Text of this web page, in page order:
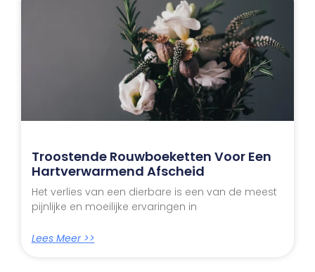
Troostende Rouwboeketten Voor Een
Hartverwarmend Afscheid
Het verlies van een dierbare is een van de meest
pijnlijke en moeilijke ervaringen in
Lees Meer >>